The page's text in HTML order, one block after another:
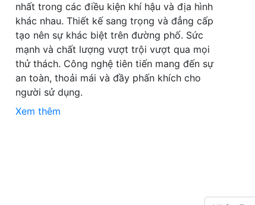
nhất trong các điều kiện khí hậu và địa hình
khác nhau. Thiết kế sang trọng và đẳng cấp
tạo nên sự khác biệt trên đường phố. Sức
mạnh và chất lượng vượt trội vượt qua mọi
thử thách. Công nghệ tiên tiến mang đến sự
an toàn, thoải mái và đầy phấn khích cho
người sử dụng.
Xem thêm